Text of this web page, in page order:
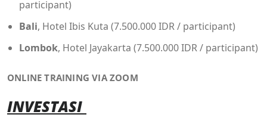
participant)
Bali, Hotel Ibis Kuta (7.500.000 IDR / participant)
Lombok, Hotel Jayakarta (7.500.000 IDR / participant)
ONLINE TRAINING VIA ZOOM
INVESTASI